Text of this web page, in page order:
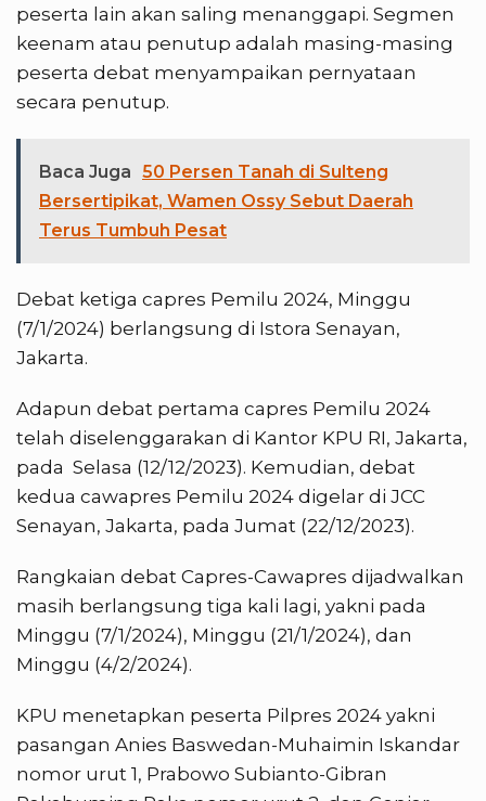
peserta lain akan saling menanggapi. Segmen
keenam atau penutup adalah masing-masing
peserta debat menyampaikan pernyataan
secara penutup.
Baca Juga 50 Persen Tanah di Sulteng
Bersertipikat, Wamen Ossy Sebut Daerah
Terus Tumbuh Pesat
Debat ketiga capres Pemilu 2024, Minggu
(7/1/2024) berlangsung di Istora Senayan,
Jakarta.
Adapun debat pertama capres Pemilu 2024
telah diselenggarakan di Kantor KPU RI, Jakarta,
pada Selasa (12/12/2023). Kemudian, debat
kedua cawapres Pemilu 2024 digelar di JCC
Senayan, Jakarta, pada Jumat (22/12/2023).
Rangkaian debat Capres-Cawapres dijadwalkan
masih berlangsung tiga kali lagi, yakni pada
Minggu (7/1/2024), Minggu (21/1/2024), dan
Minggu (4/2/2024).
KPU menetapkan peserta Pilpres 2024 yakni
pasangan Anies Baswedan-Muhaimin Iskandar
nomor urut 1, Prabowo Subianto-Gibran